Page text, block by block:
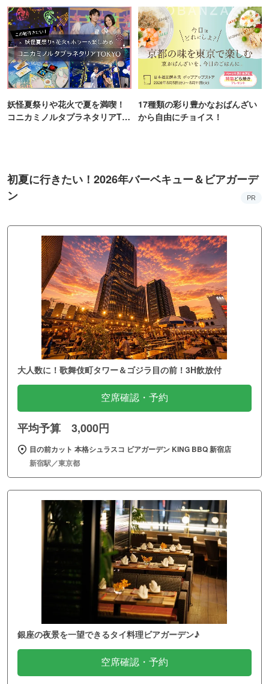
妖怪夏祭りや花火で夏を満喫！
コニカミノルタプラネタリアTO
17種類の彩り豊かなおばんざい
から自由にチョイス！
初夏に行きたい！2026年バーベキュー＆ビアガーデ
ン
PR
大人数に！歌舞伎町タワー＆ゴジラ目の前！3H飲放付
空席確認・予約
平均予算 3,000円
目の前カット 本格シュラスコ ビアガーデン KING BBQ 新宿店
新宿駅／東京都
銀座の夜景を一望できるタイ料理ビアガーデン♪
空席確認・予約